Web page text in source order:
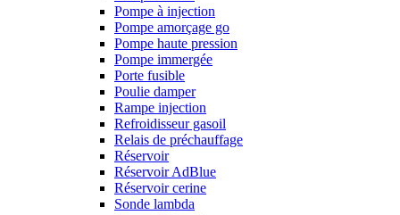
Pompe à injection
Pompe amorçage go
Pompe haute pression
Pompe immergée
Porte fusible
Poulie damper
Rampe injection
Refroidisseur gasoil
Relais de préchauffage
Réservoir
Réservoir AdBlue
Réservoir cerine
Sonde lambda